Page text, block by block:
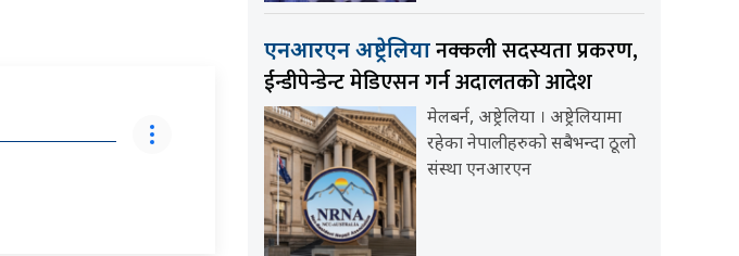
एनआरएन अष्ट्रेलियानक्कली सदस्यता प्रकरण,
ईन्डीपेन्डेन्ट मेडिएसन गर्न अदालतको आदेश
मेलबर्न, अष्ट्रेलिया । अष्ट्रेलियामा
रहेका नेपालीहरुको सबैभन्दा ठूलो
संस्था एनआरएन